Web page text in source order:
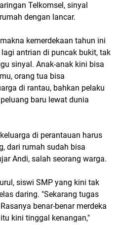
Telkomsel, sinyal
dengan lancar.
kemerdekaan tahun ini
antrian di puncak bukit, tak
sinyal. Anak-anak kini bisa
orang tua bisa
di rantau, bahkan pelaku
baru lewat dunia
di perantauan harus
dari rumah sudah bisa
Andi, salah seorang warga.
siswi SMP yang kini tak
daring. "Sekarang tugas
benar-benar merdeka
kini tinggal kenangan,"